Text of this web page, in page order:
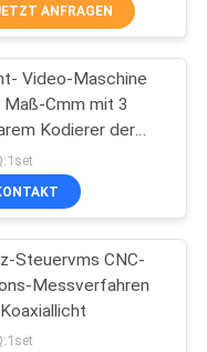
ANFRAGEN
Video-Maschine
Maß-Cmm mit 3
Kodierer der
0.01μm
Steuervms CNC-
Messverfahren